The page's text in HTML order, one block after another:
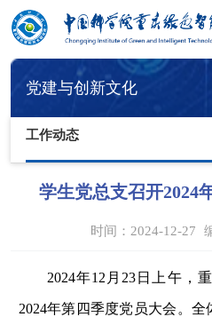
您的位置：首页 党建与创新文
党建与创新文化
工作动态
学生党总支召开2024
时间：2024-12-27
2024年12月23日上午，
2024年第四季度党员大会。